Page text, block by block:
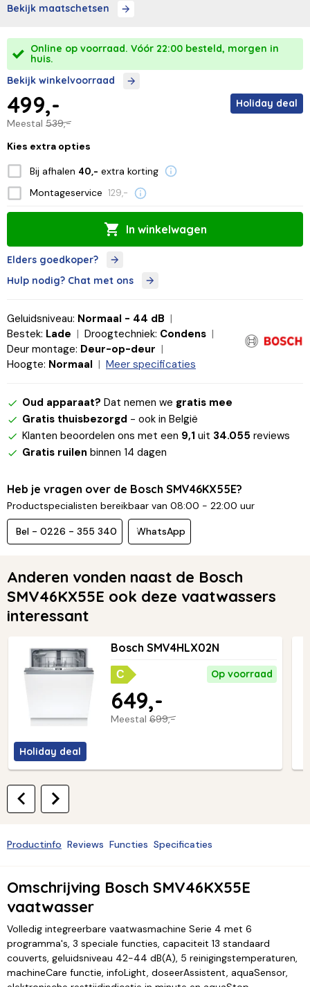
Bekijk maatschetsen
Online op voorraad. Vóór 22:00 besteld, morgen in
huis.
Bekijk winkelvoorraad
Meestal 539,-
499,- Holiday deal
Kies extra opties
Bij afhalen 40,- extra korting
Montageservice 129,-
In winkelwagen
Elders goedkoper?
Hulp nodig? Chat met ons
Geluidsniveau: Normaal - 44 dB
Bestek: Lade Droogtechniek: Condens
Deur montage: Deur-op-deur
Hoogte: Normaal Meer specificaties
Oud apparaat? Dat nemen we gratis mee
Gratis thuisbezorgd - ook in België
Klanten beoordelen ons met een 9,1 uit 34.055 reviews
Gratis ruilen binnen 14 dagen
Heb je vragen over de Bosch SMV46KX55E?
Productspecialisten bereikbaar van 08:00 - 22:00 uur
Bel - 0226 - 355 340 WhatsApp
Anderen vonden naast de Bosch
SMV46KX55E ook deze vaatwassers
interessant
Holiday deal
Bosch SMV4HLX02N
C Op voorraad
Meestal 699,-
649,-
Productinfo Reviews Functies Specificaties
Omschrijving Bosch SMV46KX55E
vaatwasser
Volledig integreerbare vaatwasmachine Serie 4 met 6
programma's, 3 speciale functies, capaciteit 13 standaard
couverts, geluidsniveau 42-44 dB(A), 5 reinigingstemperaturen,
machineCare functie, infoLight, doseerAssistent, aquaSensor,